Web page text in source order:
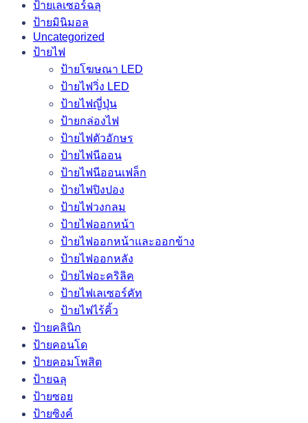
ป้ายเลเซอร์ฉลุ
ป้ายมินิมอล
Uncategorized
ป้ายไฟ
ป้ายโฆษณา LED
ป้ายไฟวิ่ง LED
ป้ายไฟญี่ปุ่น
ป้ายกล่องไฟ
ป้ายไฟตัวอักษร
ป้ายไฟนีออน
ป้ายไฟนีออนเฟล็ก
ป้ายไฟปิงปอง
ป้ายไฟวงกลม
ป้ายไฟออกหน้า
ป้ายไฟออกหน้าและออกข้าง
ป้ายไฟออกหลัง
ป้ายไฟอะคริลิค
ป้ายไฟเลเซอร์คัท
ป้ายไฟไร้คิ้ว
ป้ายคลินิก
ป้ายคอนโด
ป้ายคอมโพสิต
ป้ายฉลุ
ป้ายซอย
ป้ายซิงค์